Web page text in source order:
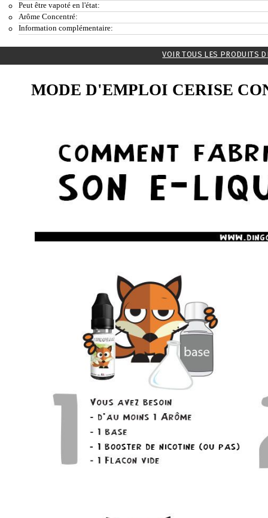
Peut être vapoté en l'état:
Arôme Concentré:
Information complémentaire:
VOIR TOUS LES PRODUITS
MODE D'EMPLOI CERISE